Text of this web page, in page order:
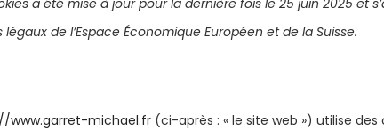
a été mise à jour pour la dernière fois le 25 juin 2025 et
de l’Espace Économique Européen et de la Suisse.
www.garret-michael.fr (ci-après : « le site web ») utilise